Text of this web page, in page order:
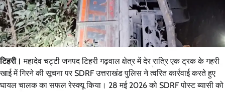
टिहरी। महादेव चट्टी जनपद टिहरी गढ़वाल क्षेत्र में देर रात्रि एक ट्रक के गहरी
खाई में गिरने की सूचना पर SDRF उत्तराखंड पुलिस ने त्वरित कार्रवाई करते हुए
घायल चालक का सफल रेस्क्यू किया। 28 मई 2026 को SDRF पोस्ट ब्यासी को